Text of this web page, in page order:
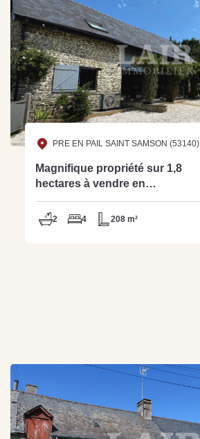
PRE EN PAIL SAINT SAMSON (53140)
Magnifique propriété sur 1,8
hectares à vendre en
Exclusivité secteur Pre En
Pail Saint Samson - Réf:
A15545
2 4 208 m²